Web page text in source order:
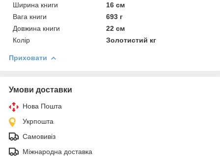
Ширина книги
16 см
Вага книги
693 г
Довжина книги
22 см
Колір
Золотистий кг
Приховати
Умови доставки
Нова Пошта
Укрпошта
Самовивіз
Міжнародна доставка